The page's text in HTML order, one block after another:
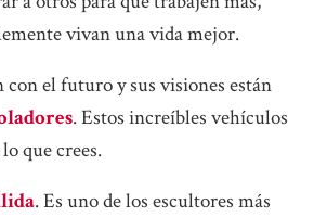
vivan una vida mejor.
con el futuro y sus visiones están
. Estos increíbles vehículos
que crees.
. Es uno de los escultores más